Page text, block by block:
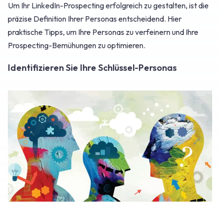
Um Ihr LinkedIn-Prospecting erfolgreich zu gestalten, ist die
präzise Definition Ihrer Personas entscheidend. Hier
praktische Tipps, um Ihre Personas zu verfeinern und Ihre
Prospecting-Bemühungen zu optimieren.
Identifizieren Sie Ihre Schlüssel-Personas